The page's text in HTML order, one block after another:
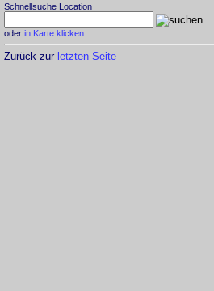
Schnellsuche Location
oder in Karte klicken
Zurück zur letzten Seite